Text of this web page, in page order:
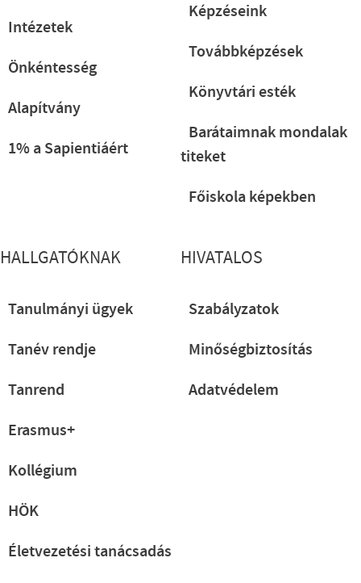
Intézetek
Önkéntesség
Alapítvány
1% a Sapientiáért
Képzéseink
Továbbképzések
Könyvtári esték
Barátaimnak mondalak
titeket
Főiskola képekben
HALLGATÓKNAK
Tanulmányi ügyek
Tanév rendje
Tanrend
Erasmus+
Kollégium
HÖK
Életvezetési tanácsadás
HIVATALOS
Szabályzatok
Minőségbiztosítás
Adatvédelem